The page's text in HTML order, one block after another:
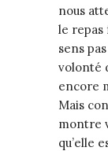
nous
le repas
sens
volonté
encore
Mais
montre
qu’elle